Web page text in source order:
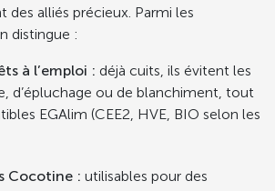
des alliés précieux. Parmi les
distingue :
à l’emploi : déjà cuits, ils évitent les
d’épluchage ou de blanchiment, tout
EGAlim (CEE2, HVE, BIO selon les
Cocotine : utilisables pour des